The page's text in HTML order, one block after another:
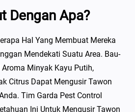
Dengan Apa?
Hal Yang Membuat Mereka
Mendekati Suatu Area. Bau-
Aroma Minyak Kayu Putih,
Citrus Dapat Mengusir Tawon
Tim Garda Pest Control
Ini Untuk Mengusir Tawon